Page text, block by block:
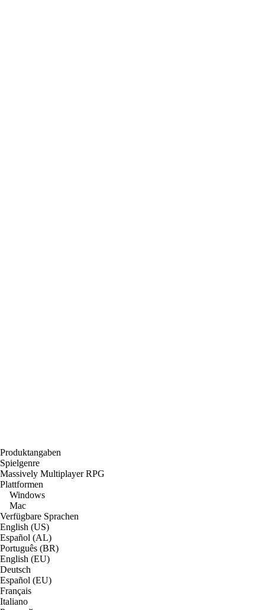
Produktangaben
Spielgenre
Massively Multiplayer RPG
Plattformen
Windows
Mac
Verfügbare Sprachen
English (US)
Español (AL)
Português (BR)
English (EU)
Deutsch
Español (EU)
Français
Italiano